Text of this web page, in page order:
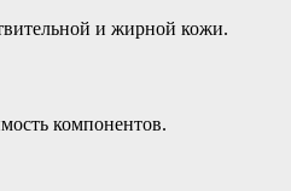
и жирной кожи.
компонентов.